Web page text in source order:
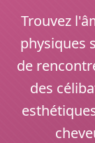
Trouvez
physiques
de
des